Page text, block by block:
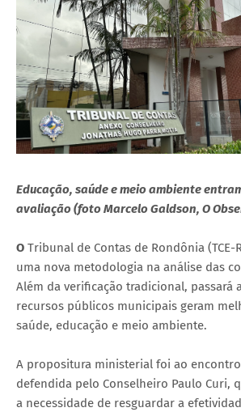
Educação, saúde e meio ambiente
avaliação (foto Marcelo Galdson, O
O Tribunal de Contas de Rondônia (TCE-
uma nova metodologia na análise das
Além da verificação tradicional, passará
recursos públicos municipais geram
saúde, educação e meio ambiente.
A propositura ministerial foi ao
defendida pelo Conselheiro Paulo Curi,
a necessidade de resguardar a